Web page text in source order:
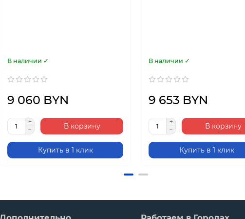
В наличии ✓
9 060 BYN
В корзину
Купить в 1 клик
В наличии ✓
9 653 BYN
В корзину
Купить в 1 клик